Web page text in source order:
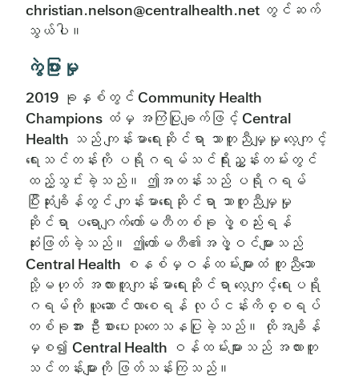
christian.nelson@centralhealth.net တွင်ဆက်
သွယ်ပါ။
ကွဲပြားမှု
2019 ခုနှစ်တွင် Community Health
Champions ထံမှ အကြံပြုချက်ဖြင့် Central
Health သည် ကျန်းမာရေးဆိုင်ရာ သာတူညီမျှမှု လေ့ကျင့်
ရေးသင်တန်းကို ပရိုဂရမ်သင်ရိုးညွှန်းတမ်းတွင်
ထည့်သွင်းခဲ့သည်။ ဤအတန်းသည် ပရိုဂရမ်
ပြီးဆုံးချိန်တွင် ကျန်းမာရေးဆိုင်ရာ သာတူညီမျှမှု
ဆိုင်ရာ ပရောဂျက်ကော်မတီတစ်ခု ဖွဲ့စည်းရန်
ဆုံးဖြတ်ခဲ့သည်။ ဤကော်မတီ၏အဖွဲ့ဝင်များသည်
Central Health စနစ်မှဝန်ထမ်းများထံ တူညီသော
သို့မဟုတ် အလားတူကျန်းမာရေးဆိုင်ရာ လေ့ကျင့်ရေးပရို
ဂရမ်ကို ယူဆောင်လာစေရန် လုပ်ငန်းကိစ္စရပ်
တစ်ခုအား ဦးစားပေးသုတေသနပြုခဲ့သည်။ ထိုအချိန်
မှစ၍ Central Health ဝန်ထမ်းများသည် အလားတူ
သင်တန်းများကို ဖြတ်သန်းကြသည်။